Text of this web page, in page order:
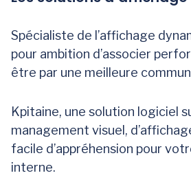
Spécialiste de l’affichage
pour ambition d’associer
être par une meilleure
Kpitaine, une solution logiciel
management visuel,
facile d’appréhension pour
interne.